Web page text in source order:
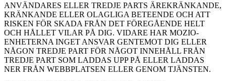
ANVÄNDARES ELLER TREDJE PARTS ÄREKRÄNKANDE,
KRÄNKANDE ELLER OLAGLIGA BETEENDE OCH ATT
RISKEN FÖR SKADA FRÅN DET FÖREGÅENDE HELT
OCH HÅLLET VILAR PÅ DIG. VIDARE HAR MOZIO-
ENHETERNA INGET ANSVAR GENTEMOT DIG ELLER
NÅGON TREDJE PART FÖR NÅGOT INNEHÅLL FRÅN
TREDJE PART SOM LADDAS UPP PÅ ELLER LADDAS
NER FRÅN WEBBPLATSEN ELLER GENOM TJÄNSTEN.